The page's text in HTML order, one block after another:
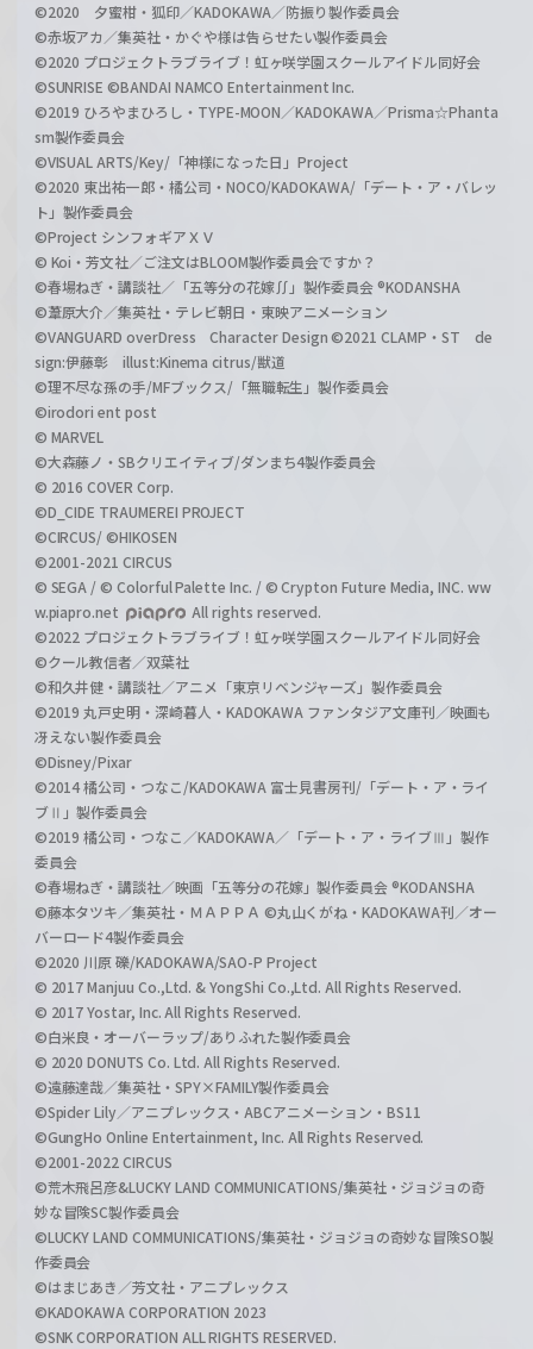
©2020 夕蜜柑・狐印／KADOKAWA／防振り製作委員会
©赤坂アカ／集英社・かぐや様は告らせたい製作委員会
©2020 プロジェクトラブライブ！虹ヶ咲学園スクールアイドル同好会
©SUNRISE ©BANDAI NAMCO Entertainment Inc.
©2019 ひろやまひろし・TYPE-MOON／KADOKAWA／Prisma☆Phanta
sm製作委員会
©VISUAL ARTS/Key/「神様になった日」Project
©2020 東出祐一郎・橘公司・NOCO/KADOKAWA/「デート・ア・バレッ
ト」製作委員会
©Project シンフォギアＸＶ
© Koi・芳文社／ご注文はBLOOM製作委員会ですか？
©春場ねぎ・講談社／「五等分の花嫁∬」製作委員会 ®KODANSHA
©葦原大介／集英社・テレビ朝日・東映アニメーション
©VANGUARD overDress Character Design ©2021 CLAMP・ST de
sign:伊藤彰 illust:Kinema citrus/獣道
©理不尽な孫の手/MFブックス/「無職転生」製作委員会
©irodori ent post
© MARVEL
©大森藤ノ・SBクリエイティブ/ダンまち4製作委員会
© 2016 COVER Corp.
©D_CIDE TRAUMEREI PROJECT
©CIRCUS/ ©HIKOSEN
©2001-2021 CIRCUS
© SEGA / © Colorful Palette Inc. / © Crypton Future Media, INC. ww
w.piapro.net
All rights reserved.
©2022 プロジェクトラブライブ！虹ヶ咲学園スクールアイドル同好会
©クール教信者／双葉社
©和久井健・講談社／アニメ「東京リベンジャーズ」製作委員会
©2019 丸戸史明・深崎暮人・KADOKAWA ファンタジア文庫刊／映画も
冴えない製作委員会
©Disney/Pixar
©2014 橘公司・つなこ/KADOKAWA 富士見書房刊/「デート・ア・ライ
ブⅡ」製作委員会
©2019 橘公司・つなこ／KADOKAWA／「デート・ア・ライブⅢ」製作
委員会
©春場ねぎ・講談社／映画「五等分の花嫁」製作委員会 ®KODANSHA
©藤本タツキ／集英社・ＭＡＰＰＡ ©丸山くがね・KADOKAWA刊／オー
バーロード4製作委員会
©2020 川原 礫/KADOKAWA/SAO-P Project
© 2017 Manjuu Co.,Ltd. & YongShi Co.,Ltd. All Rights Reserved.
© 2017 Yostar, Inc. All Rights Reserved.
©白米良・オーバーラップ/ありふれた製作委員会
© 2020 DONUTS Co. Ltd. All Rights Reserved.
©遠藤達哉／集英社・SPY×FAMILY製作委員会
©Spider Lily／アニプレックス・ABCアニメーション・BS11
©GungHo Online Entertainment, Inc. All Rights Reserved.
©2001-2022 CIRCUS
©荒木飛呂彦&LUCKY LAND COMMUNICATIONS/集英社・ジョジョの奇
妙な冒険SC製作委員会
©LUCKY LAND COMMUNICATIONS/集英社・ジョジョの奇妙な冒険SO製
作委員会
©はまじあき／芳文社・アニプレックス
©KADOKAWA CORPORATION 2023
©SNK CORPORATION ALL RIGHTS RESERVED.